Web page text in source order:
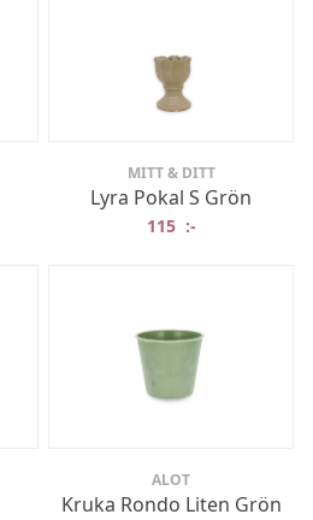
MITT & DITT
Lyra Pokal S Grön
115 :-
ALOT
Kruka Rondo Liten Grön